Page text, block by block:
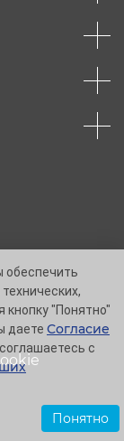
обеспечить
кнопку "Понятно"
даете Согласие
с
Понятно